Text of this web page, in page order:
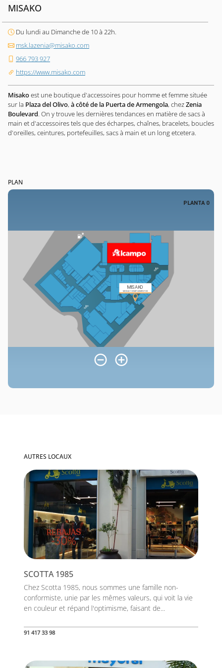
MISAKO
Du lundi au Dimanche de 10 à 22h.
msk.lazenia@misako.com
966 793 927
https://www.misako.com
Misakoest une boutique d'accessoires pour homme et femme située
sur la Plaza del Olivo, à côté de la Puerta de Armengola, chezZenia
Boulevard. On y trouve les dernières tendances en matière de sacs à
main et d'accessoires tels que des écharpes, chaînes, bracelets, boucles
d'oreilles, ceintures, portefeuilles, sacs à main et un long etcetera.
PLAN
AUTRES LOCAUX
SCOTTA 1985
Chez Scotta 1985, nous sommes une famille non-
conformiste, unie par les mêmes valeurs, qui voit la vie
en couleur et répand l'optimisme, faisant de...
91 417 33 98